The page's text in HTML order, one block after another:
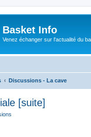
Basket Info
Venez échanger sur l'actualité du
Discussions - La cave
[suite]